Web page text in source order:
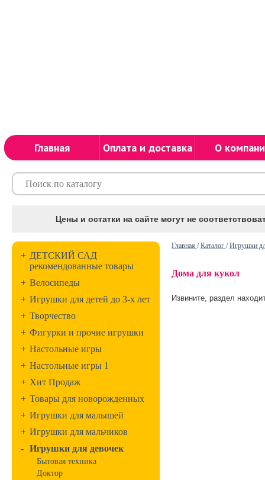
Главная Оплата и доставка О
Цены и остатки на сайте могут не
+ ДЕТСКИЙ САД
рекомендованные товары
+ Велосипеды
+ Игрушки для детей до 3-х лет
+ Творчество
+ Фигурки и прочие игрушки
+ Настольные игры
+ Настольные игры 1
+ Хит Продаж
+ Товары для новорожденных
+ Игрушки для малышей
+ Игрушки для мальчиков
- Игрушки для девочек
Бытовая техника
Доктор
Главная /Каталог /Игрушки
Дома для кукол
Извините, раздел